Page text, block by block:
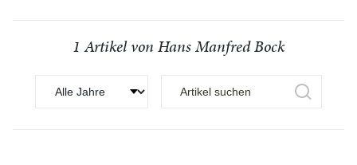
1 Artikel von Hans Manfred Bock